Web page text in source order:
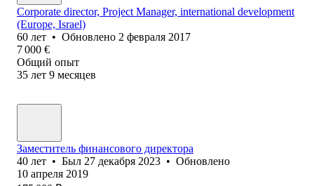
Corporate director, Project Manager, international development
(Europe, Israel)
60 лет • Обновлено 2 февраля 2017
7 000 €
Общий опыт
35 лет 9 месяцев
Заместитель финансового директора
40 лет • Был 27 декабря 2023 • Обновлено
10 апреля 2019